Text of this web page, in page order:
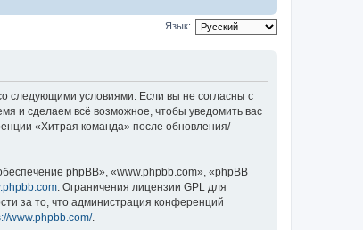
Язык:
следующими условиями. Если вы не согласны с
и сделаем всё возможное, чтобы уведомить вас
«Хитрая команда» после обновления/
phpBB», «www.phpbb.com», «phpBB
. Ограничения лицензии GPL для
за то, что администрация конференций
www.phpbb.com/.